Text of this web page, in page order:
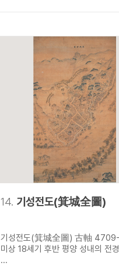
14. 기성전도(箕城全圖)
기성전도(箕城全圖) 古軸
미상 18세기 후반 평양 성내의 전
...